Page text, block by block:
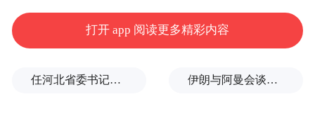
打开 app 阅读更多精彩内容
任河北省委书记后，罗文首次调研 伊朗与阿曼会谈最新细节曝光